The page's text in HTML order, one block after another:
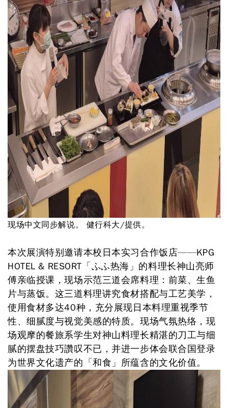
现场中文同步解说。 健行科大/提供。
本次展演特别邀请本校日本实习合作饭店——KPG
HOTEL & RESORT「ふふ热海」的料理长神山亮师
傅亲临授课，现场示范三道会席料理：前菜、生鱼
片与蒸饭。这三道料理讲究食材搭配与工艺美学，
使用食材多达40种，充分展现日本料理重视季节
性、细腻度与视觉美感的特质。现场气氛热络，现
场观摩的餐旅系学生对神山料理长精湛的刀工与细
腻的摆盘技巧讚叹不已，并进一步体会联合国登录
为世界文化遗产的「和食」所蕴含的文化价值。